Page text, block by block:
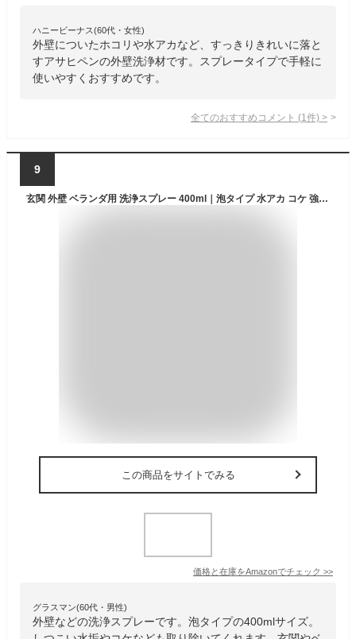
ハニービーナス(60代・女性)
外壁についたホコリや水アカなど、すっきりきれいに落と
すアサヒペンの外壁洗浄材です。スプレータイプで手軽に
使いやすくおすすめです。
全てのおすすめコメント (1 件) >
9
玄関 外壁 ベランダ用 洗浄スプレー 400ml｜泡タイプ 水アカ コケ 強力除去｜リンゴ酸配合 弱酸性 L’CREST コメリ (玄関・外壁・ベランダ用)
この商品をサイトでみる
価格と在庫をAmazonでチェック >>
グラスマン(60代・男性)
外壁などの洗浄スプレーです。泡タイプの400mlサイズ。